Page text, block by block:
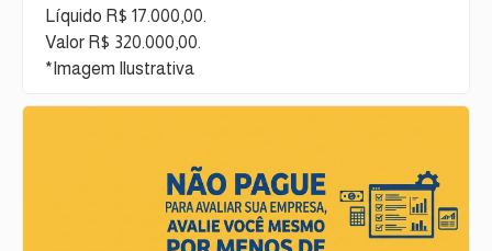
Líquido R$ 17.000,00.
Valor R$ 320.000,00.
*Imagem Ilustrativa